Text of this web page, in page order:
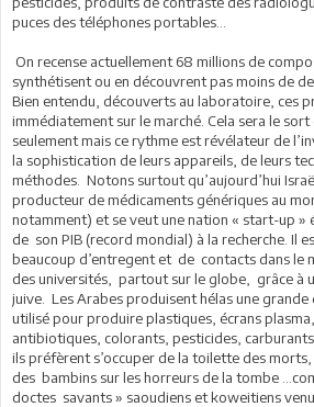
puces des téléphones portables…
On recense actuellement 68 millions de
synthétisent ou en découvrent pas moins de
Bien entendu, découverts au laboratoire, ces
immédiatement sur le marché. Cela sera le
seulement mais ce rythme est révélateur de
la sophistication de leurs appareils, de leurs
méthodes. Notons surtout qu’aujourd’hui
producteur de médicaments génériques au
notamment) et se veut une nation « start-up »
de son PIB (record mondial) à la recherche. Il
beaucoup d’entregent et de contacts dans le
des universités, partout sur le globe, grâce à
juive. Les Arabes produisent hélas une
utilisé pour produire plastiques, écrans
antibiotiques, colorants, pesticides,
ils préfèrent s’occuper de la toilette des
des bambins sur les horreurs de la tombe
doctes savants » saoudiens et koweitiens